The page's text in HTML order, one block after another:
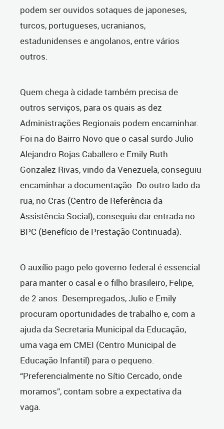
podem ser ouvidos sotaques de japoneses,
turcos, portugueses, ucranianos,
estadunidenses e angolanos, entre vários
outros.
Quem chega à cidade também precisa de
outros serviços, para os quais as dez
Administrações Regionais podem encaminhar.
Foi na do Bairro Novo que o casal surdo Julio
Alejandro Rojas Caballero e Emily Ruth
Gonzalez Rivas, vindo da Venezuela, conseguiu
encaminhar a documentação. Do outro lado da
rua, no Cras (Centro de Referência da
Assistência Social), conseguiu dar entrada no
BPC (Benefício de Prestação Continuada).
O auxílio pago pelo governo federal é essencial
para manter o casal e o filho brasileiro, Felipe,
de 2 anos. Desempregados, Julio e Emily
procuram oportunidades de trabalho e, com a
ajuda da Secretaria Municipal da Educação,
uma vaga em CMEI (Centro Municipal de
Educação Infantil) para o pequeno.
“Preferencialmente no Sítio Cercado, onde
moramos”, contam sobre a expectativa da
vaga.